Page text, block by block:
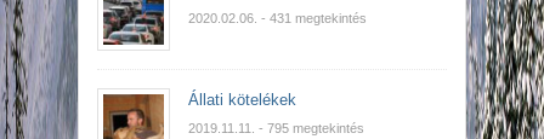
2020.02.06. - 431 megtekintés
Állati kötelékek
2019.11.11. - 795 megtekintés